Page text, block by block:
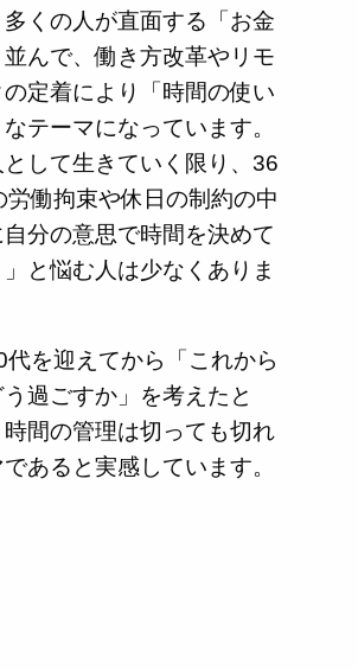
くの人が直面する「お金
んで、働き方改革やリモ
定着により「時間の使い
テーマになっています。
して生きていく限り、36
労働拘束や休日の制約の中
分の意思で時間を決めて
と悩む人は少なくありま
を迎えてから「これから
過ごすか」を考えたと
時間の管理は切っても切れ
あると実感しています。